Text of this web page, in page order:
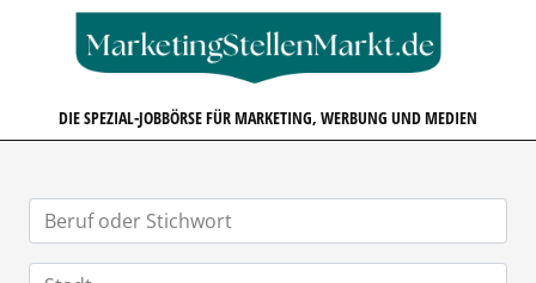
DIE SPEZIAL-JOBBÖRSE FÜR MARKETING, WERBUNG UND MEDIEN